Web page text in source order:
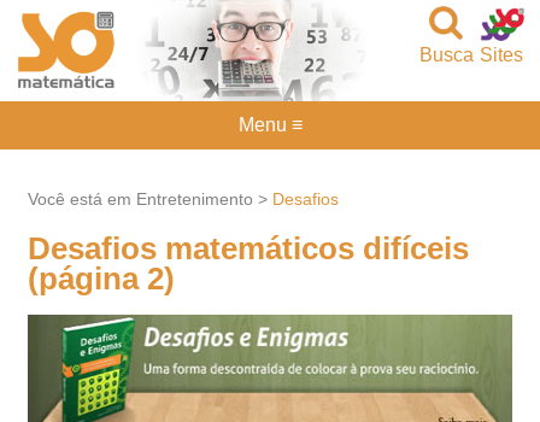
Sites
Busca
Você está em Entretenimento > Desafios
Desafios matemáticos difíceis
(página 2)